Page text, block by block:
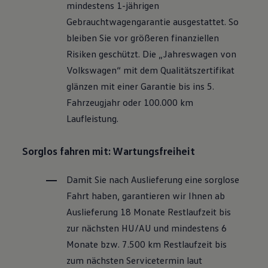
Motorenöl und Flüssigkeiten
Räder und Reifen
Pannen- und Unfallhilfe
Economy Service
Volkswagen Teile
Modellspezifisches Zubehör
Schutz und Pflege
Entertainment und Elektronik
Individualisieren
Wallbox und Ladekabel
Dienste für Ihr Modell finden
Volkswagen Apps, Login und Shop
Updates für Software, Karten und Radio
Über Ihr Auto
Vorgängermodelle
Kundeninformationen
Volkswagen Kundenbetreuung
Warn- und Kontrollleuchten
Assistenzsysteme
Digitale Betriebsanleitung
mindestens 1-jährigen
Gebrauchtwagengarantie ausgestattet. So
bleiben Sie vor größeren finanziellen
Risiken geschützt. Die „Jahreswagen von
Volkswagen“ mit dem Qualitätszertifikat
glänzen mit einer Garantie bis ins 5.
Fahrzeugjahr oder 100.000 km
Laufleistung.
Sorglos fahren mit: Wartungsfreiheit
Damit Sie nach Auslieferung eine sorglose
Fahrt haben, garantieren wir Ihnen ab
Auslieferung 18 Monate Restlaufzeit bis
zur nächsten HU/AU und mindestens 6
Monate bzw. 7.500 km Restlaufzeit bis
zum nächsten Servicetermin laut